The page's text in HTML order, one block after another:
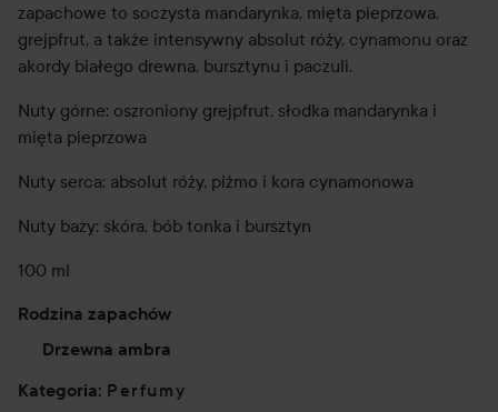
zapachowe to soczysta mandarynka, mięta pieprzowa,
grejpfrut, a także intensywny absolut róży, cynamonu oraz
akordy białego drewna, bursztynu i paczuli.
Nuty górne: oszroniony grejpfrut, słodka mandarynka i
mięta pieprzowa
Nuty serca: absolut róży, piżmo i kora cynamonowa
Nuty bazy: skóra, bób tonka i bursztyn
100 ml
Rodzina zapachów
Drzewna ambra
Kategoria: Perfumy